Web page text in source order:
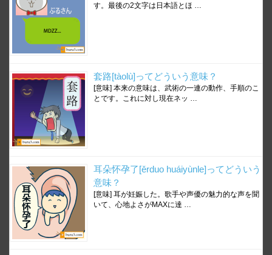
す。最後の2文字は日本語とほ …
套路[tàolù]ってどういう意味？
[意味] 本来の意味は、武術の一連の動作、手順のこ
とです。これに対し現在ネッ …
耳朵怀孕了[ěrduo huáiyùnle]ってどういう
意味？
[意味] 耳が妊娠した。歌手や声優の魅力的な声を聞
いて、心地よさがMAXに達 …